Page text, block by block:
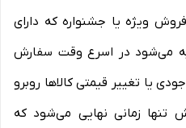
فروش ویژه یا جشنواره که دارای
می‌شود در اسرع وقت سفارش
یا تغییر قیمتی کالاها روبرو
تنها زمانی نهایی می‌شود که